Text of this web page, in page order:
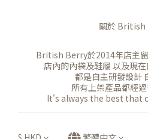
關於 British
British Berry於2014年店主
店內的內袋及鞋履 以及現
都是自主研發設計
所有上架產品都經
It's always the best that